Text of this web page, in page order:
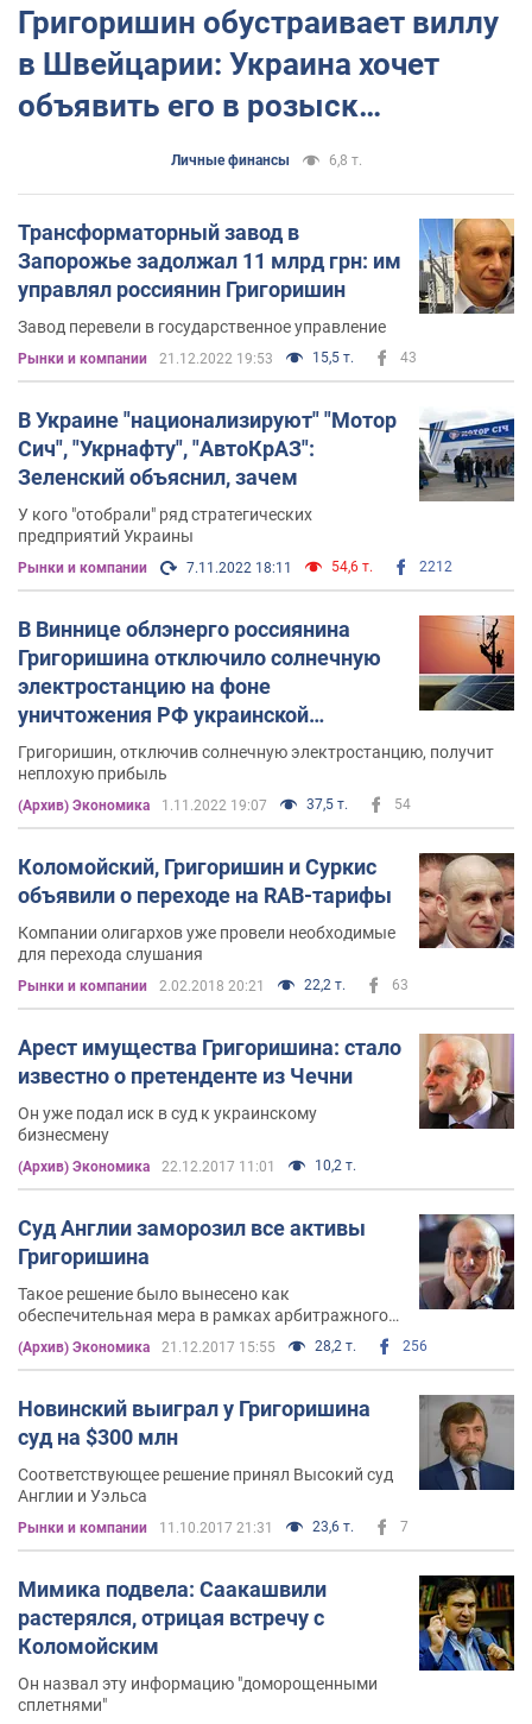
Григоришин обустраивает виллу
в Швейцарии: Украина хочет
объявить его в розыск
ИнтерполаЛичные финансы 6,8 т.
Трансформаторный завод в
Запорожье задолжал 11 млрд грн: им
управлял россиянин Григоришин
Завод перевели в государственное управление
Рынки и компании 21.12.2022 19:53 15,5 т. 43
В Украине "национализируют" "Мотор
Сич", "Укрнафту", "АвтоКрАЗ":
Зеленский объяснил, зачем
У кого "отобрали" ряд стратегических
предприятий Украины
Рынки и компании 7.11.2022 18:11 54,6 т. 2212
В Виннице облэнерго россиянина
Григоришина отключило солнечную
электростанцию на фоне
уничтожения РФ украинской
энергетики
Григоришин, отключив солнечную электростанцию, получит
неплохую прибыль
(Архив) Экономика 1.11.2022 19:07 37,5 т. 54
Коломойский, Григоришин и Суркис
объявили о переходе на RAB-тарифы
Компании олигархов уже провели необходимые
для перехода слушания
Рынки и компании 2.02.2018 20:21 22,2 т. 63
Арест имущества Григоришина: стало
известно о претенденте из Чечни
Он уже подал иск в суд к украинскому
бизнесмену
(Архив) Экономика 22.12.2017 11:01 10,2 т.
Суд Англии заморозил все активы
Григоришина
Такое решение было вынесено как
обеспечительная мера в рамках арбитражного
разбирательства с Вадимом Новинским
(Архив) Экономика 21.12.2017 15:55 28,2 т. 256
Новинский выиграл у Григоришина
суд на $300 млн
Соответствующее решение принял Высокий суд
Англии и Уэльса
Рынки и компании 11.10.2017 21:31 23,6 т. 7
Мимика подвела: Саакашвили
растерялся, отрицая встречу с
Коломойским
Он назвал эту информацию "доморощенными
сплетнями"